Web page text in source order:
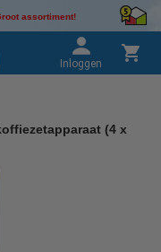
assortiment!
Inloggen
(4 x